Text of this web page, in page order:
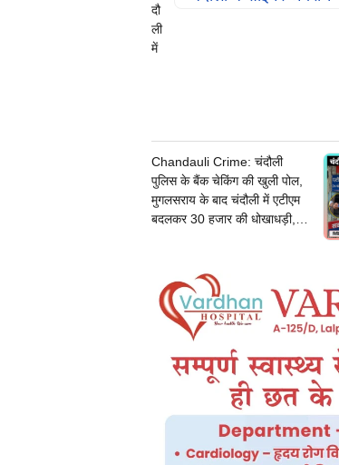
दौ
ली
में
प
रा
ध
पर
स
P
आ
Chandauli Crime: चंदौली
पुलिस के बैंक चेकिंग की खुली पोल,
मुगलसराय के बाद चंदौली में एटीएम
बदलकर 30 हजार की धोखाधड़ी,